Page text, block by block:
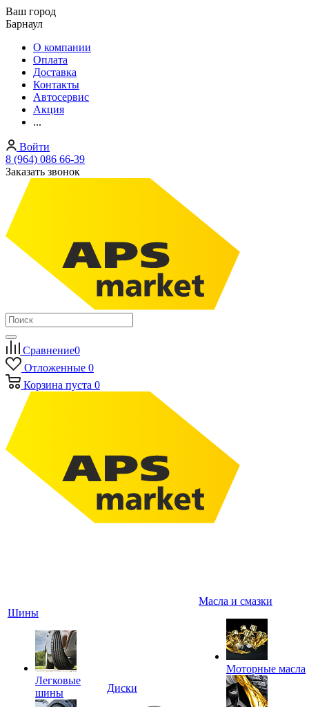
Ваш город
Барнаул
О компании
Оплата
Доставка
Контакты
Автосервис
Акция
...
Войти
8 (964) 086 66-39
Заказать звонок
Сравнение0
Отложенные 0
Корзина пуста 0
Шины
Легковые
шины
Диски
Масла и смазки
Моторные масла